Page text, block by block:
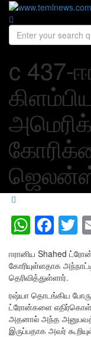
c 437-
ஈரானிய Shahed
கோரியுள்ளதாக
தெரிவித்துள்ளார்.
ரஷ்யா தொடங்கிய
ட்ரோன்களை
அதனால் அந்த
இருப்பதாக அவர்